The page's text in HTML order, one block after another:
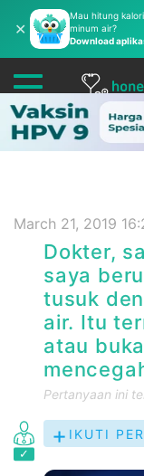
✕
Mau hitung
minum air?
Download
March 21, 2019
Dokter,
saya
tusuk
air. Itu
atau
Pertanyaan ini
IKUTI